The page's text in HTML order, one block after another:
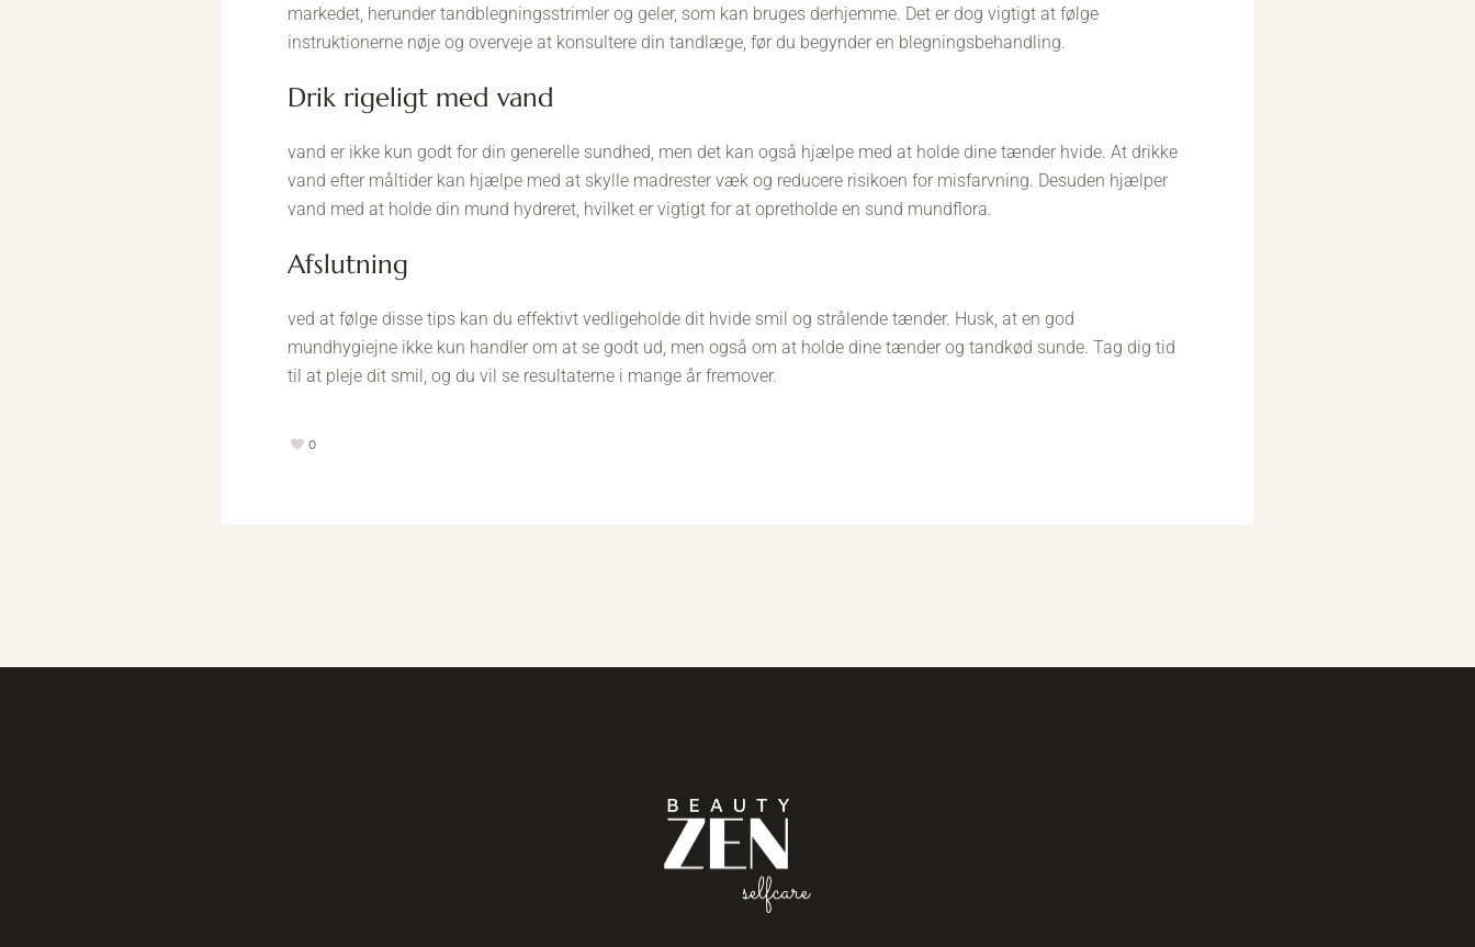
markedet, herunder tandblegningsstrimler og geler, som kan bruges derhjemme. Det er dog vigtigt at følge
instruktionerne nøje og overveje at konsultere din tandlæge, før du begynder en blegningsbehandling.
drik rigeligt med vand
vand er ikke kun godt for din generelle sundhed, men det kan også hjælpe med at holde dine tænder hvide. At drikke
vand efter måltider kan hjælpe med at skylle madrester væk og reducere risikoen for misfarvning. Desuden hjælper
vand med at holde din mund hydreret, hvilket er vigtigt for at opretholde en sund mundflora.
afslutning
ved at følge disse tips kan du effektivt vedligeholde dit hvide smil og strålende tænder. Husk, at en god
mundhygiejne ikke kun handler om at se godt ud, men også om at holde dine tænder og tandkød sunde. Tag dig tid
til at pleje dit smil, og du vil se resultaterne i mange år fremover.
0